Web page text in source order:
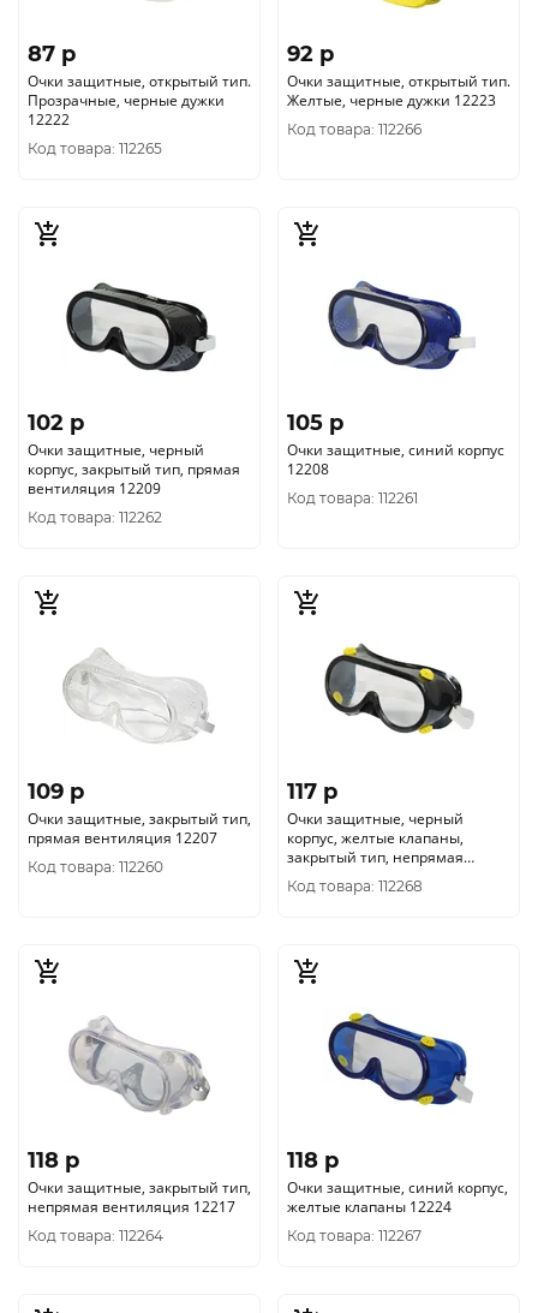
87 p
Очки защитные, открытый тип.
Прозрачные, черные дужки
12222
Код товара: 112265
92 p
Очки защитные, открытый тип.
Желтые, черные дужки 12223
Код товара: 112266
102 p
Очки защитные, черный
корпус, закрытый тип, прямая
вентиляция 12209
Код товара: 112262
105 p
Очки защитные, синий корпус
12208
Код товара: 112261
109 p
Очки защитные, закрытый тип,
прямая вентиляция 12207
Код товара: 112260
117 p
Очки защитные, черный
корпус, желтые клапаны,
закрытый тип, непрямая
вентиляция 12225
Код товара: 112268
118 p
Очки защитные, закрытый тип,
непрямая вентиляция 12217
Код товара: 112264
118 p
Очки защитные, синий корпус,
желтые клапаны 12224
Код товара: 112267